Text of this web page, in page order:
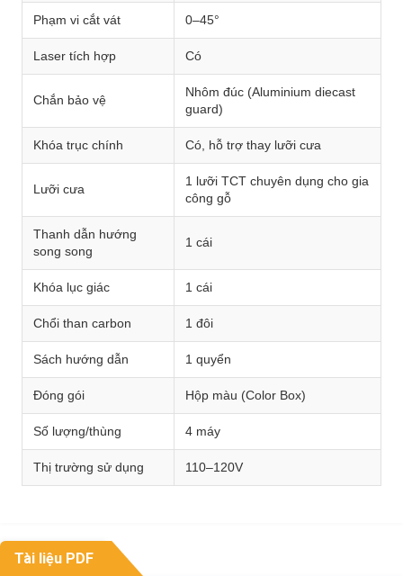
Phạm vi cắt vát 0–45°
Laser tích hợp Có
Chắn bảo vệ
Nhôm đúc (Aluminium diecast
guard)
Khóa trục chính Có, hỗ trợ thay lưỡi cưa
Lưỡi cưa
1 lưỡi TCT chuyên dụng cho gia
công gỗ
Thanh dẫn hướng
song song
1 cái
Khóa lục giác 1 cái
Chổi than carbon 1 đôi
Sách hướng dẫn 1 quyển
Đóng gói Hộp màu (Color Box)
Số lượng/thùng 4 máy
Thị trường sử dụng 110–120V
Tài liệu PDF